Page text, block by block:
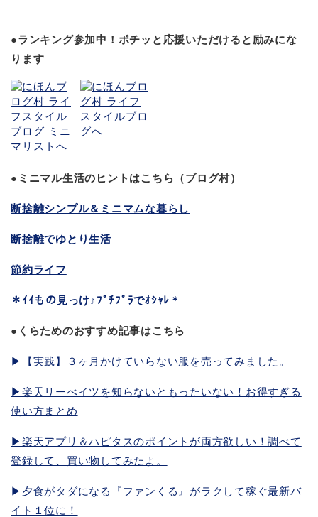
●ランキング参加中！ポチッと応援いただけると励みにな
ります
●ミニマル生活のヒントはこちら（ブログ村）
断捨離シンプル＆ミニマムな暮らし
断捨離でゆとり生活
節約ライフ
＊ｲｲもの見っけ♪ﾌﾟﾁﾌﾟﾗでｵｼｬﾚ＊
●くらためのおすすめ記事はこちら
▶︎【実践】３ヶ月かけていらない服を売ってみました。
▶︎楽天リーべイツを知らないともったいない！お得すぎる
使い方まとめ
▶︎楽天アプリ＆ハピタスのポイントが両方欲しい！調べて
登録して、買い物してみたよ。
▶︎夕食がタダになる『ファンくる』がラクして稼ぐ最新バ
イト１位に！